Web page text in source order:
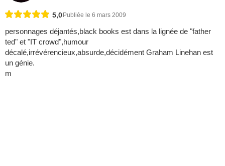
5,0 Publiée le 6 mars 2009
personnages déjantés,black books est dans la lignée de "father
ted" et "IT crowd",humour
décalé,irrévérencieux,absurde,décidément Graham Linehan est
un génie.
m